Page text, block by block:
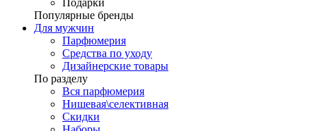
Подарки
Популярные бренды
Для мужчин
Парфюмерия
Средства по уходу
Дизайнерские товары
По разделу
Вся парфюмерия
Нишевая\селективная
Скидки